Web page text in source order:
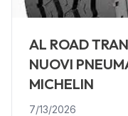
AL ROAD
NUOVI
MICHELIN
7/13/2026